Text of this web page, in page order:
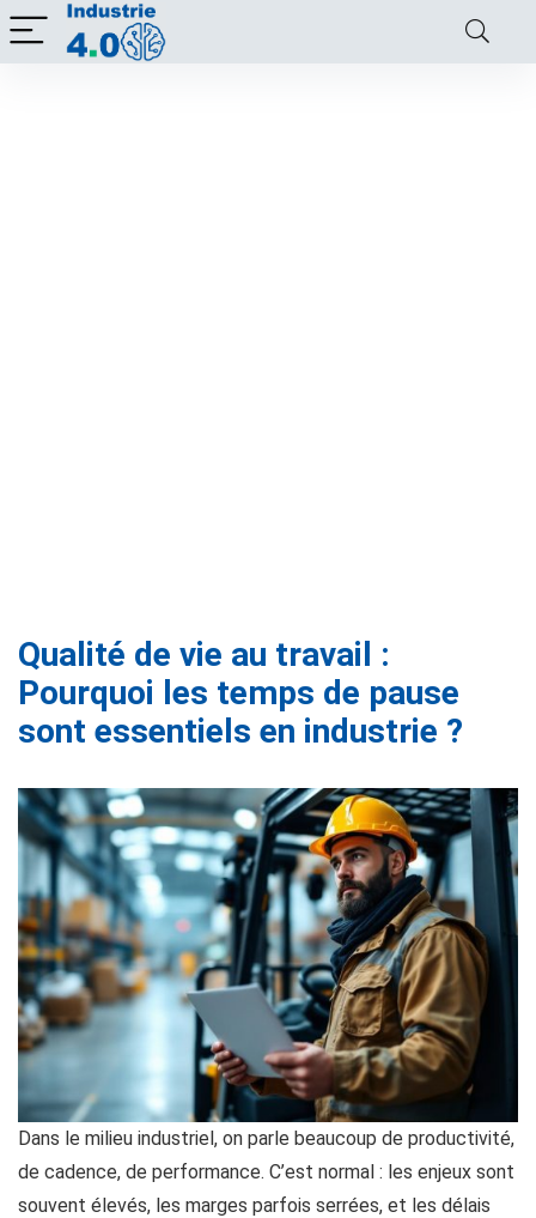
Qualité de vie au travail :
Pourquoi les temps de pause
sont essentiels en industrie ?
Dans le milieu industriel, on parle beaucoup de productivité,
de cadence, de performance. C’est normal : les enjeux sont
souvent élevés, les marges parfois serrées, et les délais